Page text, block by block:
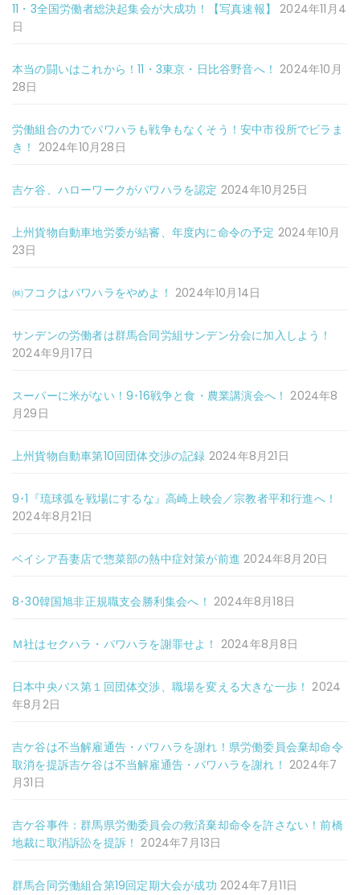
11・3全国労働者総決起集会が大成功！【写真速報】
2024年11月4
日
本当の闘いはこれから！11・3東京・日比谷野音へ！ 2024年10月
28日
労働組合の力でパワハラも戦争もなくそう！安中市役所でビラま
き！ 2024年10月28日
吉ケ谷、ハローワークがパワハラを認定 2024年10月25日
上州貨物自動車地労委が結審、年度内に命令の予定 2024年10月
23日
㈱フコクはパワハラをやめよ！ 2024年10月14日
サンデンの労働者は群馬合同労組サンデン分会に加入しよう！
2024年9月17日
スーパーに米がない！9･16戦争と食・農業講演会へ！ 2024年8
月29日
上州貨物自動車第10回団体交渉の記録 2024年8月21日
9･1『琉球弧を戦場にするな』高崎上映会／宗教者平和行進へ！
2024年8月21日
ベイシア吾妻店で惣菜部の熱中症対策が前進 2024年8月20日
8･30韓国旭非正規職支会勝利集会へ！ 2024年8月18日
Ｍ社はセクハラ・パワハラを謝罪せよ！ 2024年8月8日
日本中央バス第１回団体交渉、職場を変える大きな一歩！ 2024
年8月2日
吉ケ谷は不当解雇通告・パワハラを謝れ！県労働委員会棄却命令
取消を提訴吉ケ谷は不当解雇通告・パワハラを謝れ！ 2024年7
月31日
吉ケ谷事件：群馬県労働委員会の救済棄却命令を許さない！前橋
地裁に取消訴訟を提訴！ 2024年7月13日
群馬合同労働組合第19回定期大会が成功 2024年7月11日